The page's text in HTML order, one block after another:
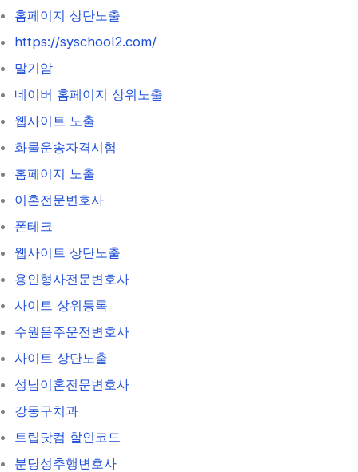
홈페이지 상단노출
https://syschool2.com/
말기암
네이버 홈페이지 상위노출
웹사이트 노출
화물운송자격시험
홈페이지 노출
이혼전문변호사
폰테크
웹사이트 상단노출
용인형사전문변호사
사이트 상위등록
수원음주운전변호사
사이트 상단노출
성남이혼전문변호사
강동구치과
트립닷컴 할인코드
분당성추행변호사